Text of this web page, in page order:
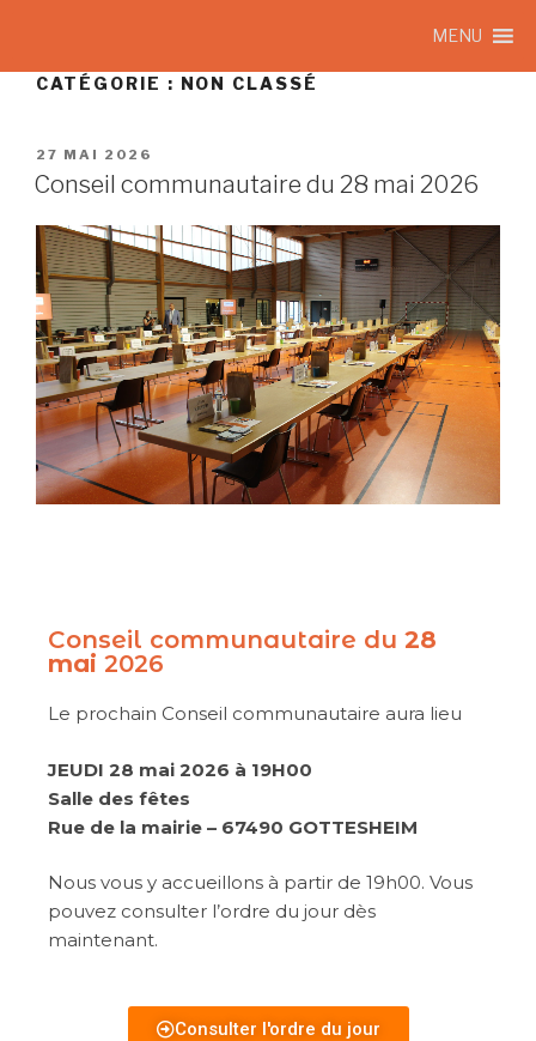
MENU
CATÉGORIE : NON CLASSÉ
27 MAI 2026
Conseil communautaire du 28 mai 2026
Conseil communautaire du 28
mai 2026
Le prochain Conseil communautaire aura lieu
JEUDI 28 mai 2026 à 19H00
Salle des fêtes
Rue de la mairie – 67490 GOTTESHEIM
Nous vous y accueillons à partir de 19h00. Vous
pouvez consulter l’ordre du jour dès
maintenant.
Consulter l'ordre du jour